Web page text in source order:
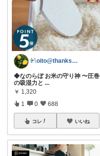
𓍯oito@thanks ꕮ…
◆なのらぼ お米の守り神 〜圧巻
の吸湿力と ...
￥ 1,320
1 0 688
コレ いいね